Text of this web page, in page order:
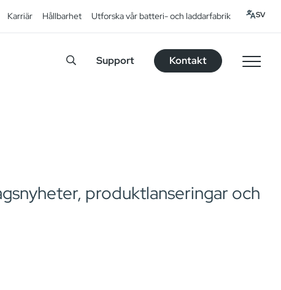
Karriär Hållbarhet Utforska vår batteri- och laddarfabrik SV
Support
Kontakt
produktlanseringar och